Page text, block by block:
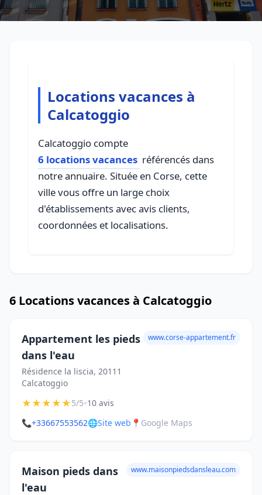
Locations vacances à
Calcatoggio
Calcatoggio compte
6 locations vacances référencés dans
notre annuaire. Située en Corse, cette
ville vous offre un large choix
d'établissements avec avis clients,
coordonnées et localisations.
6 Locations vacances à Calcatoggio
Appartement les pieds
dans l'eau
Résidence la liscia, 20111
Calcatoggio
www.corse-appartement.fr
★★★★★5/5•10 avis
📞+33667553562🌐Site web 📍 Google Maps
Maison pieds dans
l'eau
www.maisonpiedsdansleau.com